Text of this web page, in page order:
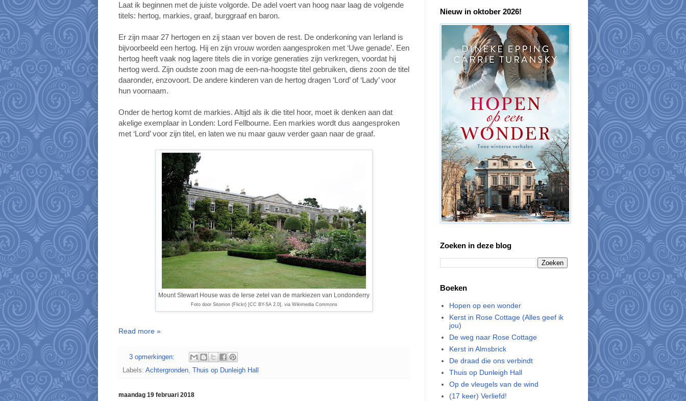
Laat ik beginnen met de juiste volgorde. De adel voert van hoog naar laag de volgende
titels: hertog, markies, graaf, burggraaf en baron.
Er zijn maar 27 hertogen en zij staan ver boven de rest. De onderkoning van Ierland is
bijvoorbeeld een hertog. Hij en zijn vrouw worden aangesproken met ‘Uwe genade’. Een
hertog heeft vaak nog lagere titels die in vorige generaties zijn verkregen, voordat hij
hertog werd. Zijn oudste zoon mag de een-na-hoogste titel gebruiken, diens zoon de titel
daaronder, enzovoort. De andere kinderen van de hertog dragen ‘Lord’ of ‘Lady’ voor
hun voornaam.
Onder de hertog komt de markies. Altijd als ik die titel hoor, moet ik denken aan dat
akelige exemplaar in Londen: Lord Fellbourne. Een markies wordt dus aangesproken
met ‘Lord’ voor zijn titel, en laten we nu maar gauw verder gaan naar de graaf.
Mount Stewart House was de Ierse zetel van de markiezen van Londonderry
Foto door Sitomon (Flickr) [CC BY-SA 2.0], via Wikimedia Commons
Read more »
3 opmerkingen:
Labels: Achtergronden, Thuis op Dunleigh Hall
maandag 19 februari 2018
Nieuw in oktober 2026!
Zoeken in deze blog
Boeken
Hopen op een wonder
Kerst in Rose Cottage (Alles geef ik
jou)
De weg naar Rose Cottage
Kerst in Almsbrick
De draad die ons verbindt
Thuis op Dunleigh Hall
Op de vleugels van de wind
(17 keer) Verliefd!